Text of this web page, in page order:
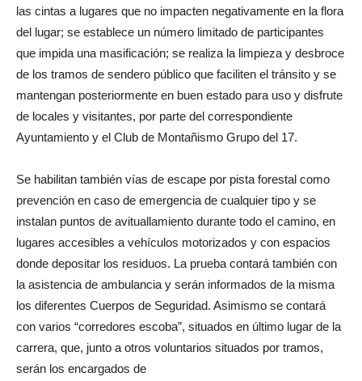
las cintas a lugares que no impacten negativamente en la flora
del lugar; se establece un número limitado de participantes
que impida una masificación; se realiza la limpieza y desbroce
de los tramos de sendero público que faciliten el tránsito y se
mantengan posteriormente en buen estado para uso y disfrute
de locales y visitantes, por parte del correspondiente
Ayuntamiento y el Club de Montañismo Grupo del 17.
Se habilitan también vías de escape por pista forestal como
prevención en caso de emergencia de cualquier tipo y se
instalan puntos de avituallamiento durante todo el camino, en
lugares accesibles a vehículos motorizados y con espacios
donde depositar los residuos. La prueba contará también con
la asistencia de ambulancia y serán informados de la misma
los diferentes Cuerpos de Seguridad. Asimismo se contará
con varios “corredores escoba”, situados en último lugar de la
carrera, que, junto a otros voluntarios situados por tramos,
serán los encargados de